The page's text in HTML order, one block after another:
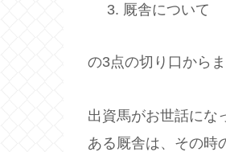
厩舎について
の3点の切り口から
出資馬がお世話にな
ある厩舎は、その時